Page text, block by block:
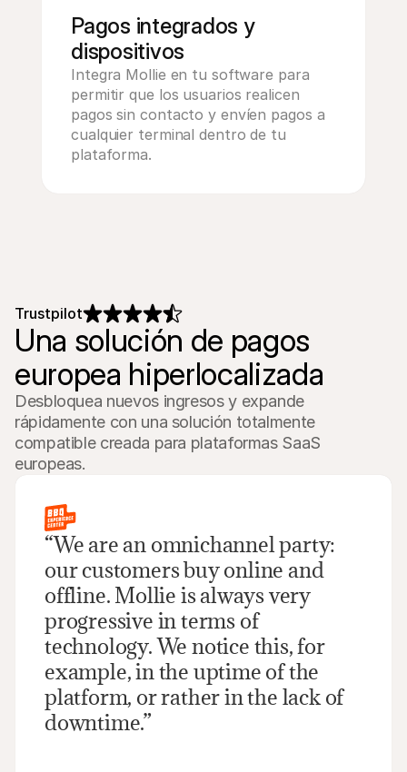
Pagos integrados y
dispositivos
Integra Mollie en tu software para
permitir que los usuarios realicen
pagos sin contacto y envíen pagos a
cualquier terminal dentro de tu
plataforma.
Trustpilot
Una solución de pagos
europea hiperlocalizada
Desbloquea nuevos ingresos y expande
rápidamente con una solución totalmente
compatible creada para plataformas SaaS
europeas.
“We are an omnichannel party:
our customers buy online and
offline. Mollie is always very
progressive in terms of
technology. We notice this, for
example, in the uptime of the
platform, or rather in the lack of
downtime.”